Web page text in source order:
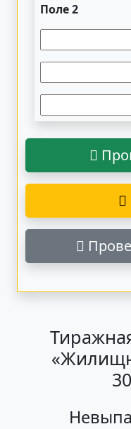
Поле 2